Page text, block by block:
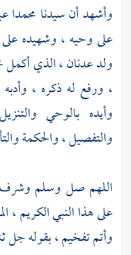
وأشهد أن سيدنا محمدا
على وحيه ، وشهيده
ولد عدنان ، الذي
، ورفع له ذكره ،
وأيده بالوحي
والتفصيل ، والحكمة
اللهم صل وسلم
على هذا النبي الكريم ،
وأتم تفخيم ، بقوله جل